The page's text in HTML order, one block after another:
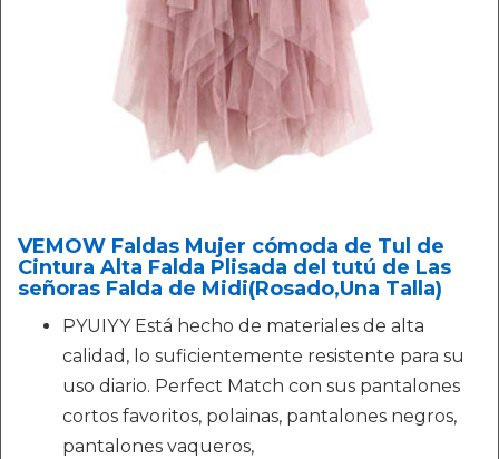
VEMOW Faldas Mujer cómoda de Tul de
Cintura Alta Falda Plisada del tutú de Las
señoras Falda de Midi(Rosado,Una Talla)
PYUIYY Está hecho de materiales de alta
calidad, lo suficientemente resistente para su
uso diario. Perfect Match con sus pantalones
cortos favoritos, polainas, pantalones negros,
pantalones vaqueros,